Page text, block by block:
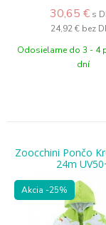
30,65 € s
24,92 € bez
Odosielame do 3 - 4
dní
Zoocchini Pončo
24m
Akcia -25%